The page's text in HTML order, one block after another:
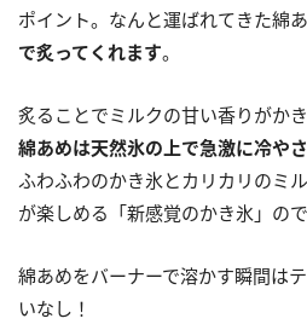
ポイント。なんと運ばれてきた綿あ
で炙ってくれます。
炙ることでミルクの甘い香りがかき
綿あめは天然氷の上で急激に冷や
ふわふわのかき氷とカリカリのミ
が楽しめる「新感覚のかき氷」ので
綿あめをバーナーで溶かす瞬間は
いなし！